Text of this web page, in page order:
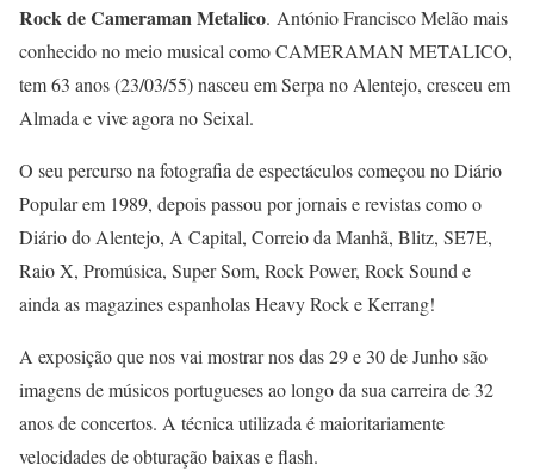
Rock de Cameraman Metalico. António Francisco Melão mais
conhecido no meio musical como CAMERAMAN METALICO,
tem 63 anos (23/03/55) nasceu em Serpa no Alentejo, cresceu em
Almada e vive agora no Seixal.
O seu percurso na fotografia de espectáculos começou no Diário
Popular em 1989, depois passou por jornais e revistas como o
Diário do Alentejo, A Capital, Correio da Manhã, Blitz, SE7E,
Raio X, Promúsica, Super Som, Rock Power, Rock Sound e
ainda as magazines espanholas Heavy Rock e Kerrang!
A exposição que nos vai mostrar nos das 29 e 30 de Junho são
imagens de músicos portugueses ao longo da sua carreira de 32
anos de concertos. A técnica utilizada é maioritariamente
velocidades de obturação baixas e flash.